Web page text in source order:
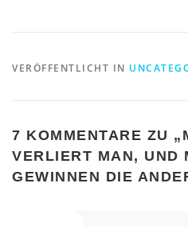
VERÖFFENTLICHT IN
7 KOMMENTARE ZU „
VERLIERT MAN, UND
GEWINNEN DIE